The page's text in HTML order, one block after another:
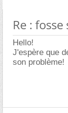
Re :
Hello!
J'espère que
son problème!